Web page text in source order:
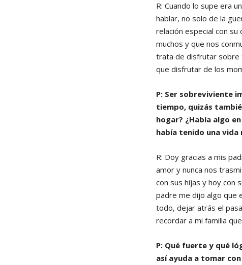
R: Cuando lo supe era
hablar, no solo de la
relación especial con
muchos y que nos
trata de disfrutar sobre
que disfrutar de los
P: Ser sobreviviente
tiempo, quizás
hogar? ¿Había algo
había tenido una vida
R: Doy gracias a mis
amor y nunca nos
con sus hijas y hoy con
padre me dijo algo que
todo, dejar atrás el
recordar a mi familia
P: Qué fuerte y qué
así ayuda a tomar